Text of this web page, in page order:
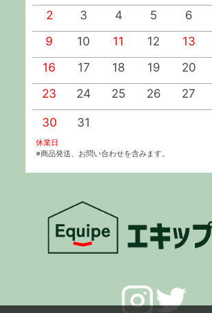
2
3 4 5 6
9
10 11 12 13
16
17 18 19 20
23
24 25 26 27
30 31
休業日
※商品発送、お問い合わせを含みます。